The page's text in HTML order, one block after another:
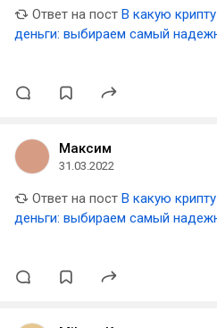
Ответ на пост В какую
деньги: выбираем самый
Максим
31.03.2022
Ответ на пост В какую
деньги: выбираем самый